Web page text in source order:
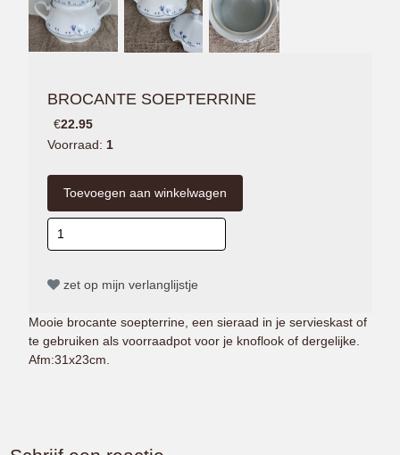
BROCANTE SOEPTERRINE
€22.95
Voorraad: 1
zet op mijn verlanglijstje
Mooie brocante soepterrine, een sieraad in je servieskast of
te gebruiken als voorraadpot voor je knoflook of dergelijke.
Afm:31x23cm.